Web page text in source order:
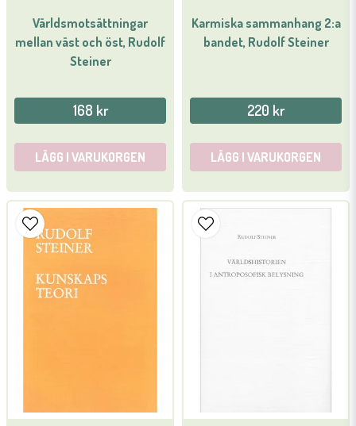
Världsmotsättningar
mellan väst och öst, Rudolf
Steiner
168 kr
LÄGG I VARUKORGEN
Karmiska sammanhang 2:a
bandet, Rudolf Steiner
220 kr
LÄGG I VARUKORGEN